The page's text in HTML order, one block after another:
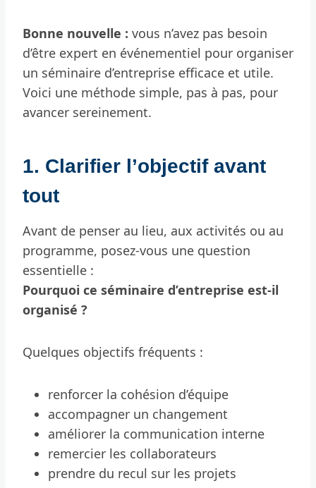
Bonne nouvelle : vous n’avez pas besoin
d’être expert en événementiel pour organiser
un séminaire d’entreprise efficace et utile.
Voici une méthode simple, pas à pas, pour
avancer sereinement.
1. Clarifier l’objectif avant
tout
Avant de penser au lieu, aux activités ou au
programme, posez-vous une question
essentielle :
Pourquoi ce séminaire d’entreprise est-il
organisé ?
Quelques objectifs fréquents :
renforcer la cohésion d’équipe
accompagner un changement
améliorer la communication interne
remercier les collaborateurs
prendre du recul sur les projets